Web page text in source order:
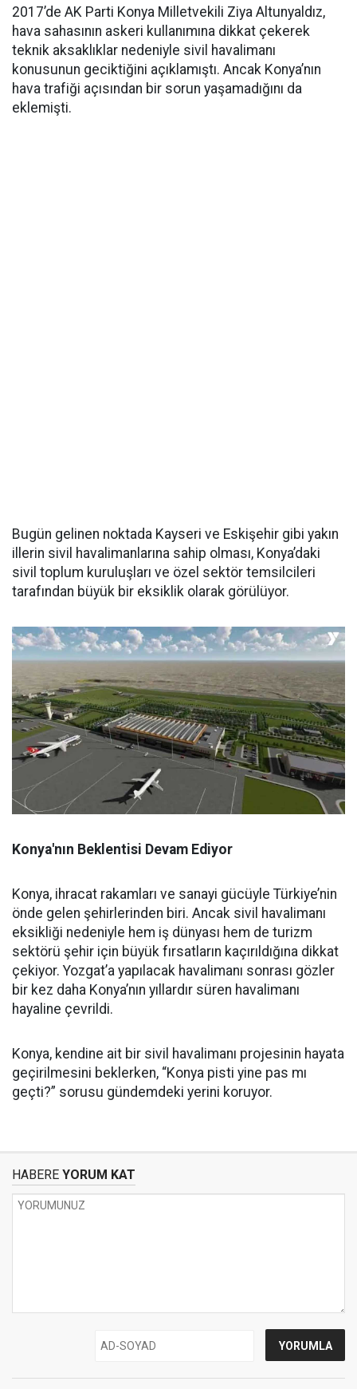
2017’de AK Parti Konya Milletvekili Ziya Altunyaldız,
hava sahasının askeri kullanımına dikkat çekerek
teknik aksaklıklar nedeniyle sivil havalimanı
konusunun geciktiğini açıklamıştı. Ancak Konya’nın
hava trafiği açısından bir sorun yaşamadığını da
eklemişti.
Bugün gelinen noktada Kayseri ve Eskişehir gibi yakın
illerin sivil havalimanlarına sahip olması, Konya’daki
sivil toplum kuruluşları ve özel sektör temsilcileri
tarafından büyük bir eksiklik olarak görülüyor.
Konya'nın Beklentisi Devam Ediyor
Konya, ihracat rakamları ve sanayi gücüyle Türkiye’nin
önde gelen şehirlerinden biri. Ancak sivil havalimanı
eksikliği nedeniyle hem iş dünyası hem de turizm
sektörü şehir için büyük fırsatların kaçırıldığına dikkat
çekiyor. Yozgat’a yapılacak havalimanı sonrası gözler
bir kez daha Konya’nın yıllardır süren havalimanı
hayaline çevrildi.
Konya, kendine ait bir sivil havalimanı projesinin hayata
geçirilmesini beklerken, “Konya pisti yine pas mı
geçti?” sorusu gündemdeki yerini koruyor.
HABERE YORUM KAT